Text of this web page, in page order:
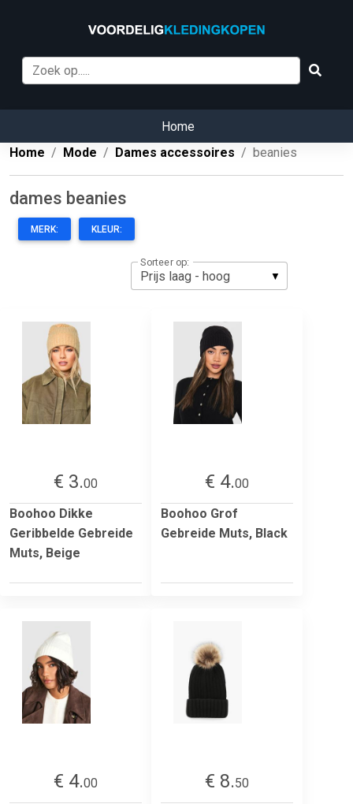
Home
Home
Mode Dames accessoires beanies
dames beanies
MERK: KLEUR:
Sorteer op:
€ 3.00
Boohoo Dikke
Geribbelde Gebreide
Muts, Beige
€ 4.00
Boohoo Grof
Gebreide Muts, Black
€ 4.00
€ 8.50